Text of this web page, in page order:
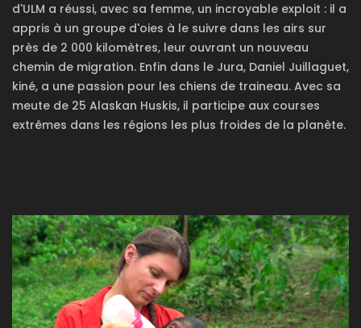
d'ULM a réussi, avec sa femme, un incroyable exploit : il a
appris à un groupe d'oies à le suivre dans les airs sur
près de 2 000 kilomètres, leur ouvrant un nouveau
chemin de migration. Enfin dans le Jura, Daniel Juillaguet,
kiné, a une passion pour les chiens de traineau. Avec sa
meute de 25 Alaskan Huskis, il participe aux courses
extrêmes dans les régions les plus froides de la planète.